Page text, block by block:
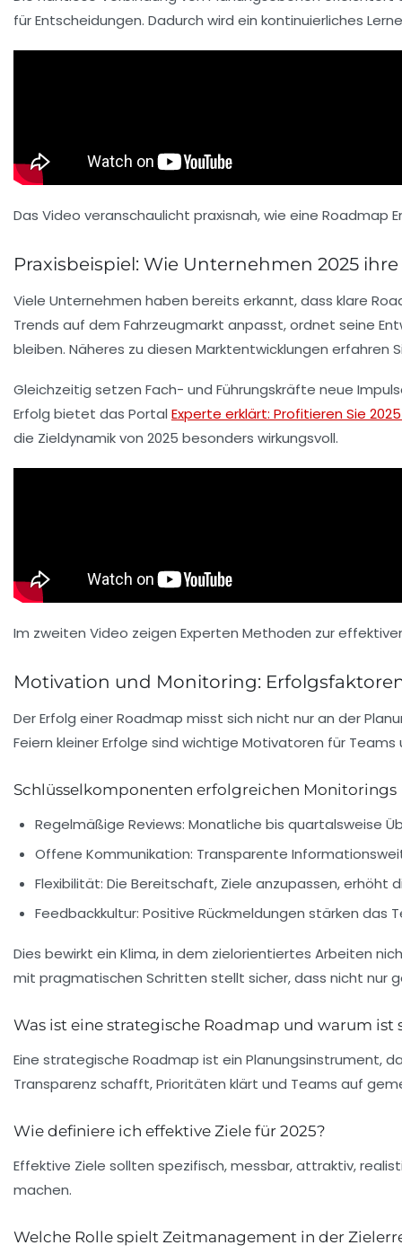
für Entscheidungen. Dadurch wird ein kontinuierliches
Das Video veranschaulicht praxisnah, wie eine Roadmap
Praxisbeispiel: Wie Unternehmen 2025
Viele Unternehmen haben bereits erkannt, dass klare
Trends auf dem Fahrzeugmarkt anpasst, ordnet seine
bleiben. Näheres zu diesen Marktentwicklungen erfahren
Gleichzeitig setzen Fach- und Führungskräfte neue
Erfolg bietet das Portal Experte erklärt: Profitieren Sie
die Zieldynamik von 2025 besonders wirkungsvoll.
Im zweiten Video zeigen Experten Methoden zur
Motivation und Monitoring:
Der Erfolg einer Roadmap misst sich nicht nur an der
Feiern kleiner Erfolge sind wichtige Motivatoren für
Schlüsselkomponenten erfolgreichen Monitorings
Regelmäßige Reviews: Monatliche bis quartalsweise
Offene Kommunikation: Transparente
Flexibilität: Die Bereitschaft, Ziele anzupassen, erhöht
Feedbackkultur: Positive Rückmeldungen stärken das
Dies bewirkt ein Klima, in dem zielorientiertes Arbeiten
mit pragmatischen Schritten stellt sicher, dass nicht nur
Was ist eine strategische Roadmap und warum ist
Eine strategische Roadmap ist ein Planungsinstrument,
Transparenz schafft, Prioritäten klärt und Teams auf
Wie definiere ich effektive Ziele für 2025?
Effektive Ziele sollten spezifisch, messbar, attraktiv,
machen.
Welche Rolle spielt Zeitmanagement in der